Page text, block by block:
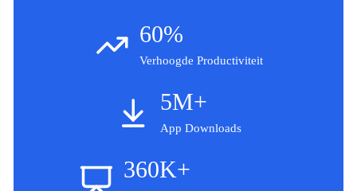
60%
Verhoogde Productiviteit
5M+
App Downloads
360K+